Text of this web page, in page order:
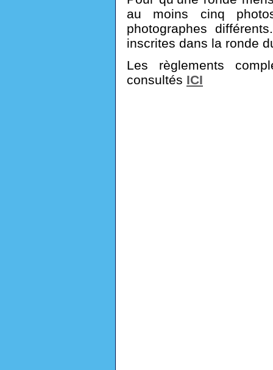
au moins cinq
photographes
inscrites dans la ronde
Les règlements
consultés ICI